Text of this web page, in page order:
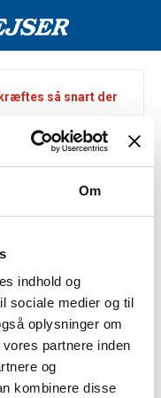
Om
indhold og
sociale medier og til
oplysninger om
partnere inden
og
kombinere disse
så snart der